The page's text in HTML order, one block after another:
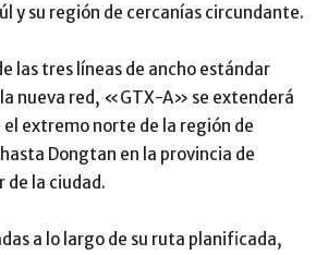
y su región de cercanías circundante.
las tres líneas de ancho estándar
nueva red, «GTX-A» se extenderá
el extremo norte de la región de
Dongtan en la provincia de
de la ciudad.
a lo largo de su ruta planificada,